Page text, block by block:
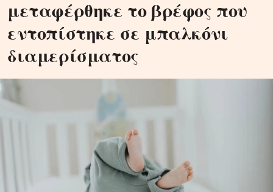
μεταφέρθηκε το βρέφος που
εντοπίστηκε σε μπαλκόνι
διαμερίσματος